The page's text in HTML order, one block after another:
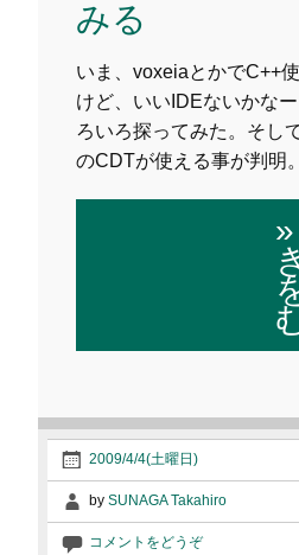
みる
いま、voxeiaとかでC++
けど、いいIDEないかな
ろいろ探ってみた。そし
のCDTが使える事が判明。
2009/4/4(土曜日)
by SUNAGA Takahiro
コメントをどうぞ